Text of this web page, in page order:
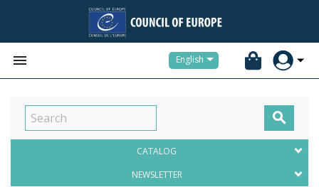
 English

CATALOG
NEWSLETTER